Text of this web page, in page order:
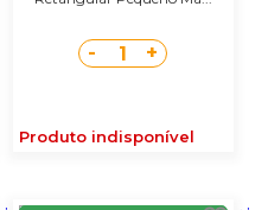
- 1 +
Produto indisponível